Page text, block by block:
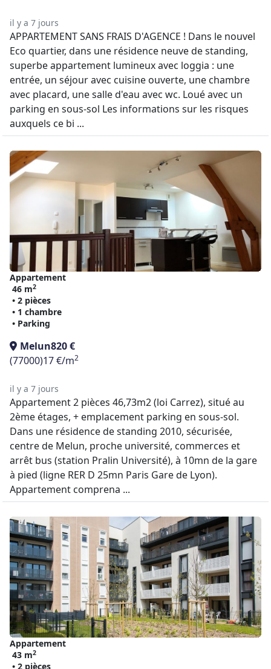
il y a 7 jours
APPARTEMENT SANS FRAIS D'AGENCE ! Dans le nouvel
Eco quartier, dans une résidence neuve de standing,
superbe appartement lumineux avec loggia : une
entrée, un séjour avec cuisine ouverte, une chambre
avec placard, une salle d'eau avec wc. Loué avec un
parking en sous-sol Les informations sur les risques
auxquels ce bi ...
Appartement
46 m2
• 2 pièces
• 1 chambre
• Parking
Melun820 €
(77000)17 €/m2
il y a 7 jours
Appartement 2 pièces 46,73m2 (loi Carrez), situé au
2ème étages, + emplacement parking en sous-sol.
Dans une résidence de standing 2010, sécurisée,
centre de Melun, proche université, commerces et
arrêt bus (station Pralin Université), à 10mn de la gare
à pied (ligne RER D 25mn Paris Gare de Lyon).
Appartement comprena ...
Appartement
43 m2
• 2 pièces